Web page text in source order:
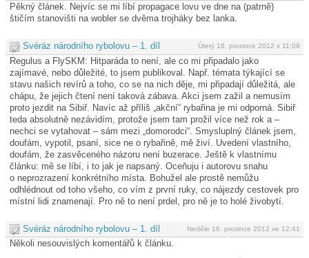
Pěkný článek. Nejvíc se mi líbí propagace lovu ve dne na (patrně)
štičím stanovišti na wobler se dvěma trojháky bez lanka.
Úterý 18. prosince 2012 v 11:09
Svéráz národního rybolovu – 1. díl
Regulus a FlySKM: Hitparáda to není, ale co mi připadalo jako
zajímavé, nebo důležité, to jsem publikoval. Např. témata týkající se
stavu našich revírů a toho, co se na nich děje, mi připadají důležitá, ale
chápu, že jejich čtení není taková zábava. Akci jsem zažil a nemusím
proto jezdit na Sibiř. Navíc až příliš „akční“ rybařina je mi odporná. Sibiř
teda absolutně nezávidím, protože jsem tam prožil více než rok a –
nechci se vytahovat – sám mezi „domorodci“. Smysluplný článek jsem,
doufám, vypotil, psaní, sice ne o rybařině, mě živí. Uvedení vlastního,
doufám, že zasvěceného názoru není buzerace. Ještě k vlastnímu
článku: mě se líbí, i to jak je napsaný. Oceňuju i autorovu snahu
o neprozrazení konkrétního místa. Bohužel ale prostě nemůžu
odhlédnout od toho všeho, co vím z první ruky, co nájezdy cestovek pro
místní lidi znamenají. Pro ně to není prdel, pro ně je to holé živobytí.
Neděle 16. prosince 2012 ve 12:41
Svéráz národního rybolovu – 1. díl
Několi nesouvislých komentářů k článku.